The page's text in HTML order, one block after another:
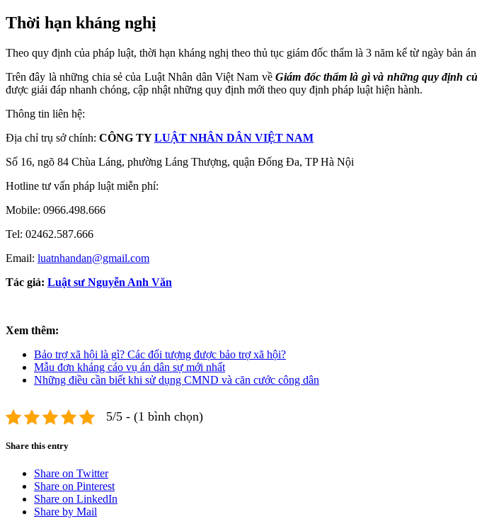
Thời hạn kháng nghị
Theo quy định của pháp luật, thời hạn kháng nghị theo thủ tục giám đốc thẩm là 3 năm kể từ ngày bản
Trên đây là những chia sẻ của Luật Nhân dân Việt Nam vềGiám đốc thẩm là gì và những quy định
được giải đáp nhanh chóng, cập nhật những quy định mới theo quy định pháp luật hiện hành.
Thông tin liên hệ:
Địa chỉ trụ sở chính: CÔNG TYLUẬT NHÂN DÂN VIỆT NAM
Số 16, ngõ 84 Chùa Láng, phường Láng Thượng, quận Đống Đa, TP Hà Nội
Hotline tư vấn pháp luật miễn phí:
Mobile: 0966.498.666
Tel: 02462.587.666
Email: luatnhandan@gmail.com
Tác giả: Luật sư Nguyễn Anh Văn
Xem thêm:
Bảo trợ xã hội là gì? Các đối tượng được bảo trợ xã hội?
Mẫu đơn kháng cáo vụ án dân sự mới nhất
Những điều cần biết khi sử dụng CMND và căn cước công dân
5/5 - (1 bình chọn)
Share this entry
Share on Twitter
Share on Pinterest
Share on LinkedIn
Share by Mail